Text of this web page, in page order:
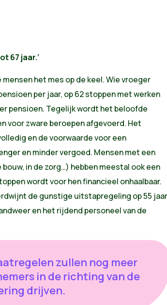
67 jaar.’
het mes op de keel. Wie vroeger
per jaar, op 62 stoppen met werken
pensioen. Tegelijk wordt het beloofde
voor zware beroepen afgevoerd. Het
en de voorwaarde voor een
en minder vergoed. Mensen met een
in de zorg…) hebben meestal ook een
wordt voor hen financieel onhaalbaar.
de gunstige uitstapregeling op 55 jaar
en het rijdend personeel van de
zullen nog meer
in de richting van de
drijven.